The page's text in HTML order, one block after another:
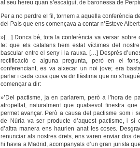
al seu hereu quan s’escaigui, de baronessa de
Per a no perdre el fil, tornem a aquella conferència
del País que ens començava a contar n’Esteve
»[…] Doncs bé, tota la conferència va versar sobre
fet que els catalans hem estat víctimes del
bascular entre el seny i la rauxa. […] Després
rectificació o alguna pregunta, però en el
conferenciant, es va aixecar un noi jove; era
parlar i cada cosa que va dir llàstima que no
començar a dir:
»’Del pactisme, ja en parlarem, però a l’hora de
atropellat, naturalment que qualsevol finestra
permet avançar. Però a causa del pactisme som i
de Núria va ser producte d’aquest pactisme, i si
d’altra manera ens haurien anat les coses.
renunciar als nostres drets, ens varen enviar dos
hi havia a Madrid, acompanyats d’un gran jurista